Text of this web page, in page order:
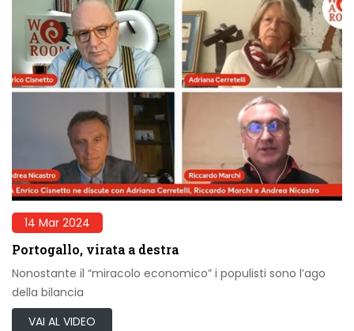
14 Mar 2024
Portogallo, virata a destra
Nonostante il “miracolo economico” i populisti sono l’ago
della bilancia
VAI AL VIDEO